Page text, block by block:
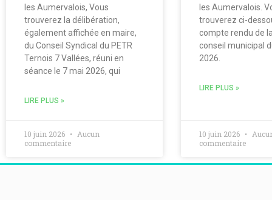
les Aumervalois, Vous
trouverez la délibération,
également affichée en maire,
du Conseil Syndical du PETR
Ternois 7 Vallées, réuni en
séance le 7 mai 2026, qui
LIRE PLUS »
10 juin 2026
Aucun
commentaire
les Aumervalois.
trouverez ci-
compte rendu de
conseil municipal
2026.
LIRE PLUS »
10 juin 2026
commentaire